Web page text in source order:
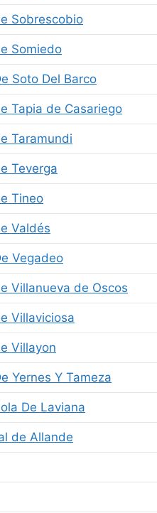
Sobrescobio
Somiedo
Soto Del Barco
Tapia de Casariego
Taramundi
Teverga
Tineo
Valdés
Vegadeo
Villanueva de Oscos
Villaviciosa
Villayon
Yernes Y Tameza
De Laviana
de Allande